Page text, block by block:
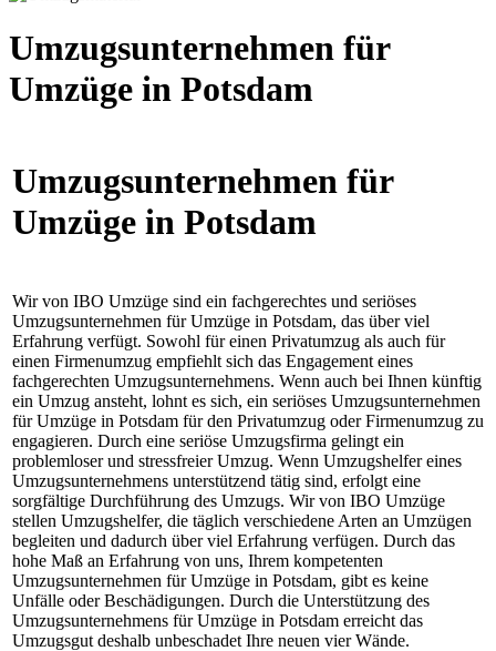
Umzugsunternehmen für
Umzüge in Potsdam
Umzugsunternehmen für
Umzüge in Potsdam
Wir von IBO Umzüge sind ein fachgerechtes und seriöses
Umzugsunternehmen für Umzüge in Potsdam, das über viel
Erfahrung verfügt. Sowohl für einen Privatumzug als auch für
einen Firmenumzug empfiehlt sich das Engagement eines
fachgerechten Umzugsunternehmens. Wenn auch bei Ihnen künftig
ein Umzug ansteht, lohnt es sich, ein seriöses Umzugsunternehmen
für Umzüge in Potsdam für den Privatumzug oder Firmenumzug zu
engagieren. Durch eine seriöse Umzugsfirma gelingt ein
problemloser und stressfreier Umzug. Wenn Umzugshelfer eines
Umzugsunternehmens unterstützend tätig sind, erfolgt eine
sorgfältige Durchführung des Umzugs. Wir von IBO Umzüge
stellen Umzugshelfer, die täglich verschiedene Arten an Umzügen
begleiten und dadurch über viel Erfahrung verfügen. Durch das
hohe Maß an Erfahrung von uns, Ihrem kompetenten
Umzugsunternehmen für Umzüge in Potsdam, gibt es keine
Unfälle oder Beschädigungen. Durch die Unterstützung des
Umzugsunternehmens für Umzüge in Potsdam erreicht das
Umzugsgut deshalb unbeschadet Ihre neuen vier Wände.